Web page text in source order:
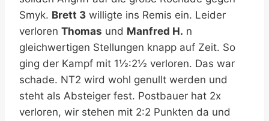
Smyk. Brett 3 willigte ins Remis ein. Leider
verloren Thomas und Manfred H. n
gleichwertigen Stellungen knapp auf Zeit. So
ging der Kampf mit 1½:2½ verloren. Das war
schade. NT2 wird wohl genullt werden und
steht als Absteiger fest. Postbauer hat 2x
verloren, wir stehen mit 2:2 Punkten da und